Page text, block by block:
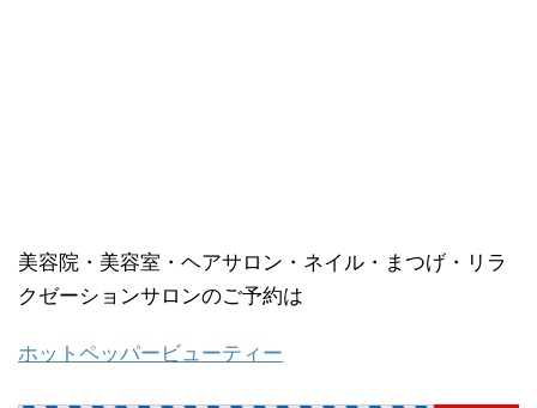
美容院・美容室・ヘアサロン・ネイル・まつげ・リラ
クゼーションサロンのご予約は
ホットペッパービューティー